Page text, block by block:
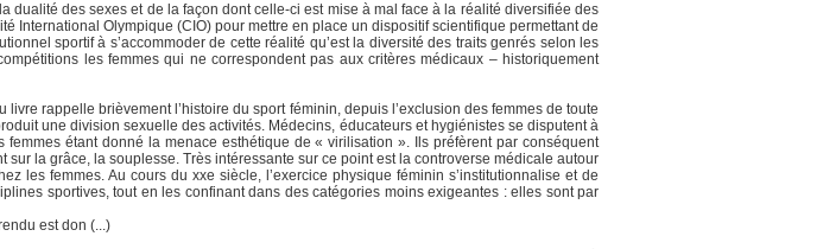
dualité des sexes et de la façon dont celle-ci est mise à mal face à la réalité diversifiée des
International Olympique (CIO) pour mettre en place un dispositif scientifique permettant de
sportif à s’accommoder de cette réalité qu’est la diversité des traits genrés selon les
les femmes qui ne correspondent pas aux critères médicaux – historiquement
rappelle brièvement l’histoire du sport féminin, depuis l’exclusion des femmes de toute
une division sexuelle des activités. Médecins, éducateurs et hygiénistes se disputent à
étant donné la menace esthétique de « virilisation ». Ils préfèrent par conséquent
la grâce, la souplesse. Très intéressante sur ce point est la controverse médicale autour
les femmes. Au cours du xxe siècle, l’exercice physique féminin s’institutionnalise et de
sportives, tout en les confinant dans des catégories moins exigeantes : elles sont par
est don (...)